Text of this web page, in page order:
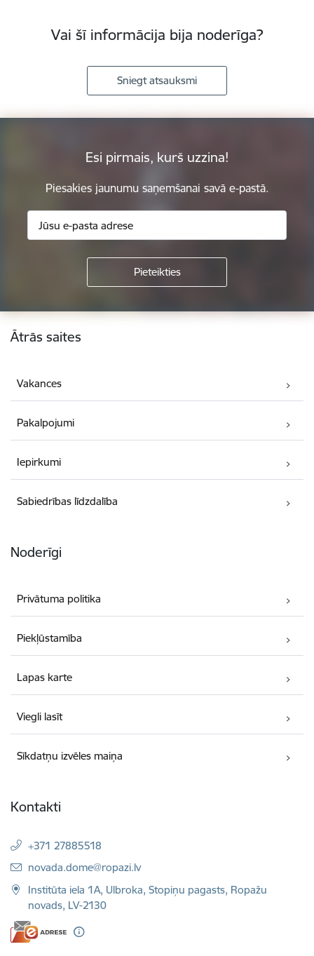
Vai šī informācija bija noderīga?
Sniegt atsauksmi
Esi pirmais, kurš uzzina!
Piesakies jaunumu saņemšanai savā e-pastā.
Kājene
Ātrās saites
Vakances
Pakalpojumi
Iepirkumi
Sabiedrības līdzdalība
Noderīgi
Privātuma politika
Piekļūstamība
Lapas karte
Viegli lasīt
Sīkdatņu izvēles maiņa
Kontakti
+371 27885518
E-pasts:
novada.dome@ropazi.lv
Institūta iela 1A, Ulbroka, Stopiņu pagasts, Ropažu
novads, LV-2130